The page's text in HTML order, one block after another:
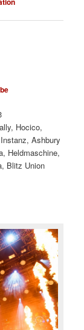
Hocico,
Ashbury
Heldmaschine,
Blitz Union